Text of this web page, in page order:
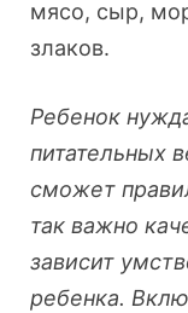
мясо, сыр,
злаков.
Ребенок
питательных
сможет
так важно
зависит
ребенка.